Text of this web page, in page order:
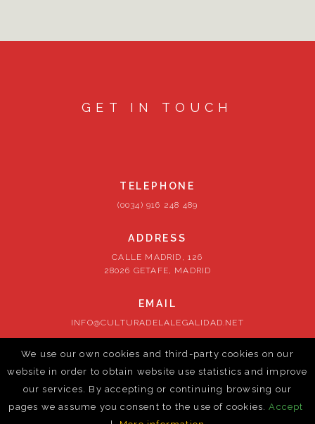
GET IN TOUCH
TELEPHONE
(0034) 916 248 489
ADDRESS
CALLE MADRID, 126
28026 GETAFE, MADRID
EMAIL
INFO@CULTURADELALEGALIDAD.NET
FOLLOW US
We use our own cookies and third-party cookies on our
website in order to obtain website use statistics and improve
our services. By accepting or continuing browsing our
pages we assume you consent to the use of cookies. Accept